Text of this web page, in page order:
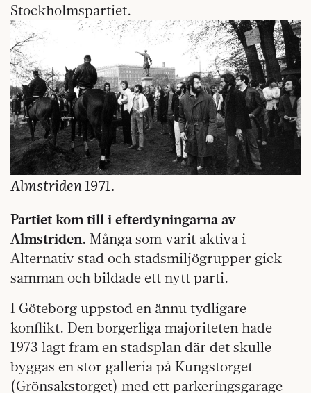
Stockholmspartiet.
Almstriden 1971.
Partiet kom till i efterdyningarna av
Almstriden. Många som varit aktiva i
Alternativ stad och stadsmiljögrupper gick
samman och bildade ett nytt parti.
I Göteborg uppstod en ännu tydligare
konflikt. Den borgerliga majoriteten hade
1973 lagt fram en stadsplan där det skulle
byggas en stor galleria på Kungstorget
(Grönsakstorget) med ett parkeringsgarage